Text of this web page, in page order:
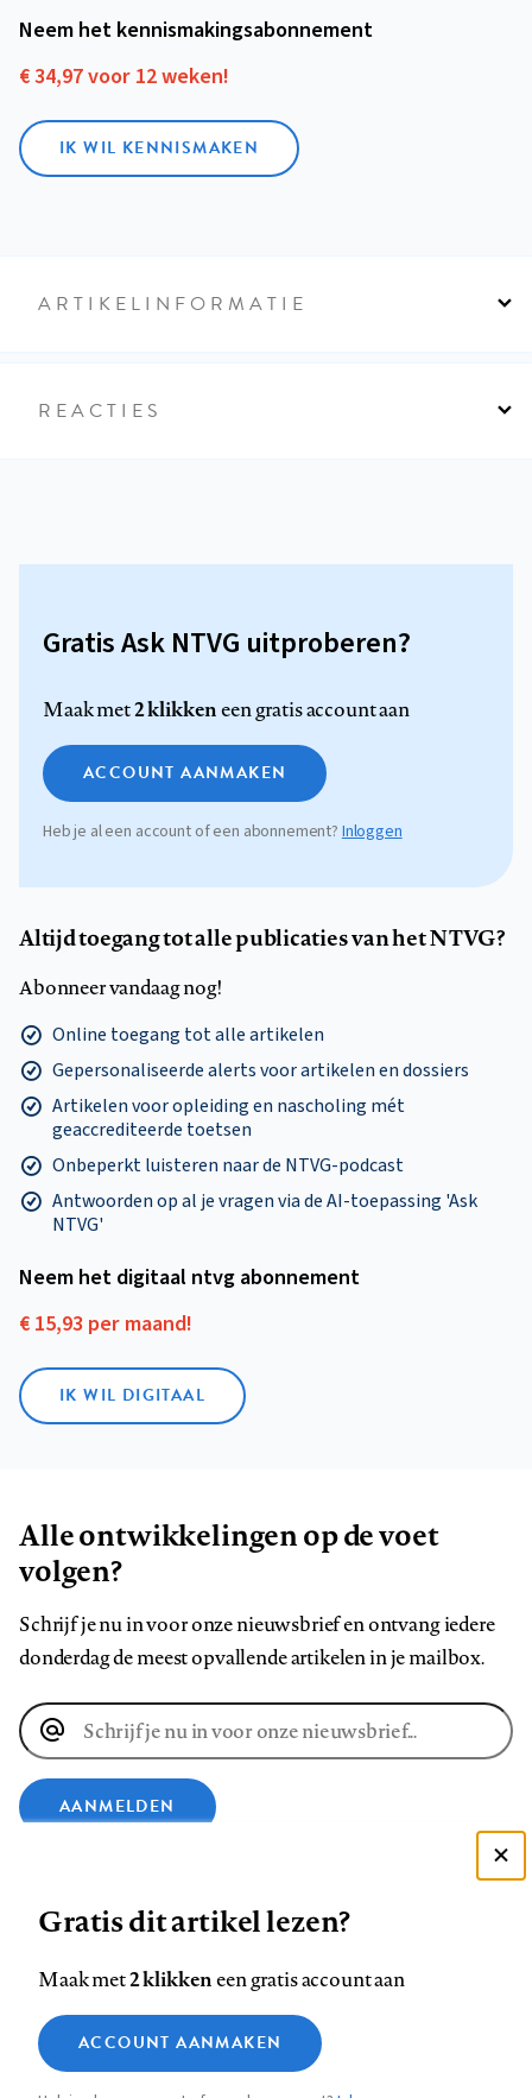
Neem het kennismakings­abonnement
€ 34,97 voor 12 weken!
IK WIL KENNISMAKEN
ARTIKELINFORMATIE
REACTIES
Gratis Ask NTVG uitproberen?
Maak met2 klikkeneen gratis account aan
ACCOUNT AANMAKEN
Heb je al een account of een abonnement?Inloggen
Altijd toegang tot alle publicaties van het NTVG?
Abonneer vandaag nog!
Online toegang tot alle artikelen
Gepersonaliseerde alerts voor artikelen en dossiers
Artikelen voor opleiding en nascholing mét
geaccrediteerde toetsen
Onbeperkt luisteren naar de NTVG-podcast
Antwoorden op al je vragen via de AI-toepassing 'Ask
NTVG'
Neem het digitaal ntvg abonnement
€ 15,93 per maand!
IK WIL DIGITAAL
Alle ontwikkelingen op de voet
volgen?
Schrijf je nu in voor onze nieuwsbrief en ontvang iedere
donderdag de meest opvallende artikelen in je mailbox.
E-
mailadres
AANMELDEN
op
Facebook
op
LinkedIn
op
Bluesky
ons
op
InstagramYouTube
Footer
Contact Colofon Disclaimer Privacy
Medische vragen verdienen
betrouwbare antwoorden
Zie onze cookie policy
Analytische cookies
Gratis dit artikel lezen?
Maak met2 klikkeneen gratis account aan
ACCOUNT AANMAKEN